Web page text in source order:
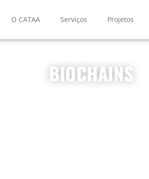
O CATAA Serviços Projetos
BIOCHAINS